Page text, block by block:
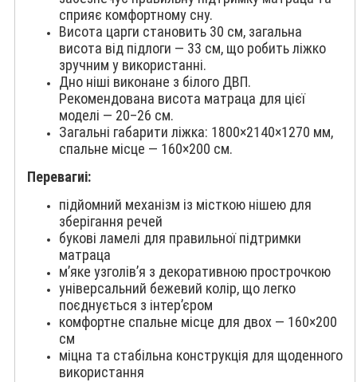
сприяє комфортному сну.
Висота царги становить 30 см, загальна
висота від підлоги — 33 см, що робить ліжко
зручним у використанні.
Дно ніші виконане з білого ДВП.
Рекомендована висота матраца для цієї
моделі — 20–26 см.
Загальні габарити ліжка: 1800×2140×1270 мм,
спальне місце — 160×200 см.
Перевагиі:
підйомний механізм із місткою нішею для
зберігання речей
букові ламелі для правильної підтримки
матраца
м’яке узголів’я з декоративною прострочкою
універсальний бежевий колір, що легко
поєднується з інтер’єром
комфортне спальне місце для двох — 160×200
см
міцна та стабільна конструкція для щоденного
використання